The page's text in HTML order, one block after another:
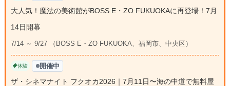
大人気！魔法の美術館がBOSS E・ZO FUKUOKAに再登場！7月
14日開幕
7/14 ～ 9/27 （BOSS E・ZO FUKUOKA、福岡市、中央区）
体験 開催中
ザ・シネマナイト フクオカ2026｜7月11日〜海の中道で無料屋